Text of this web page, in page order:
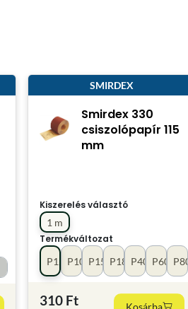
SMIRDEX
Smirdex 330
csiszolópapír 115
mm
Kiszerelés választó
1 m
Termékváltozat
P100
P120 P150P180P40 P60 P80
310 Ft Kosárba